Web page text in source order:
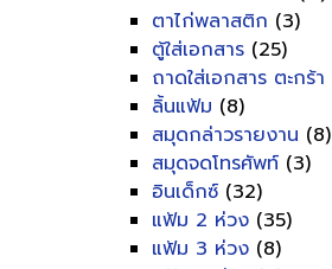
ตาไก่พลาสติก (3)
ตู้ใส่เอกสาร (25)
ถาดใส่เอกสาร ตะกร้า
ลิ้นแฟ้ม (8)
สมุดกล่าวรายงาน (8)
สมุดจดโทรศัพท์ (3)
อินเด็กซ์ (32)
แฟ้ม 2 ห่วง (35)
แฟ้ม 3 ห่วง (8)